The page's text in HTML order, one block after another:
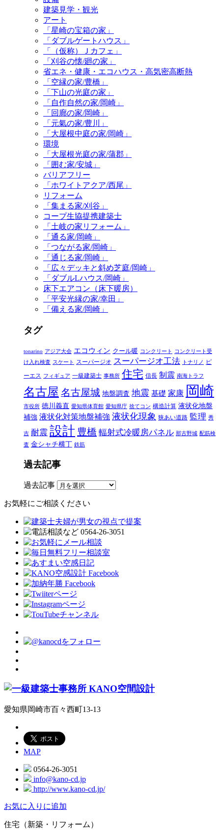
建築見学・観光
アート
「星崎の宝箱の家」
「ダブルゲートハウス」
「（仮称）Ｊカフェ」
「刈谷の懐/廻の家」
省エネ・健康・エコハウス・高気密高断熱
「空縁の家/豊橋」
「下山の光庭の家」
「自作自然の家/岡崎」
「回廊の家/岡崎」
「元氣の家/豊川」
「大屋根中庭の家/岡崎」
環境
「大屋根光庭の家/蒲郡」
「囲む家/安城」
バリアフリー
「ホワイトアクア/西尾」
リフォーム
「集まる家/刈谷」
コープ生協提携建築士
「土岐の家リフォーム」
「通る家/岡崎」
「つながる家/岡崎」
「通じる家/岡崎」
「広々デッキと斜め芝庭/岡崎」
「ダブルLハウス/岡崎」
床下エアコン（床下暖房）
「平安光縁の家/幸田」
「備える家/岡崎」
タグ
tonarino アジア大会 エコウィン クール暖 コンクリート
コンクリート受
け入れ検査 スケート スーパージオ スーパージオ工法 トナリノ
ピ
ーエス フィギュア 一級建築士 事務所 住宅 信長 制震 南海トラフ
名古屋 名古屋城 地盤調査 地震 基礎 家康 岡崎
市役所 徳川義直 愛知県体育館 愛知県庁 捨てコン 構造計算 液状化地盤
補強 液状化対策地盤補強 液状化現象 狭あい道路 監理 秀
吉 耐震 設計 豊橋 輻射式冷暖房パネル 那古野城 配筋検
査 金シャチ横丁 鉄筋
過去記事
過去記事
お気軽にご相談ください
愛知県岡崎市百々西町13-13
MAP
0564-26-3051
info@kano-cd.jp
http://www.kano-cd.jp/
お気に入りに追加
住宅（新築・リフォーム）